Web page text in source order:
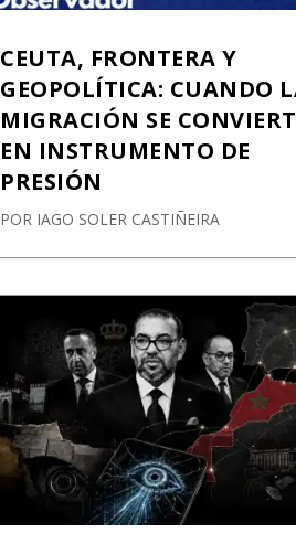
CEUTA, FRONTERA Y
GEOPOLÍTICA: CUANDO
MIGRACIÓN SE
EN INSTRUMENTO DE
PRESIÓN
POR IAGO SOLER CASTIÑEIRA